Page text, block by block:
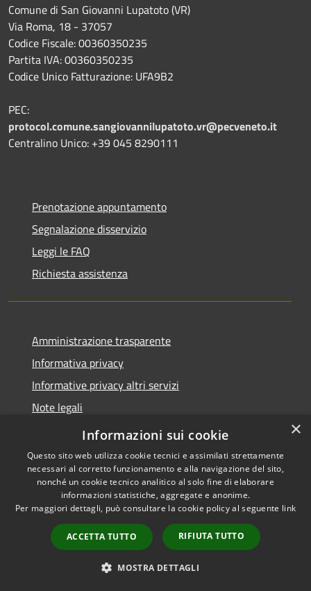
Comune di San Giovanni Lupatoto (VR)
Via Roma, 18 - 37057
Codice Fiscale: 00360350235
Partita IVA: 00360350235
Codice Unico Fatturazione: UFA9B2
PEC:
protocol.comune.sangiovannilupatoto.vr@pecveneto.it
Centralino Unico: +39 045 8290111
Prenotazione appuntamento
Segnalazione disservizio
Leggi le FAQ
Richiesta assistenza
Amministrazione trasparente
Informativa privacy
Informative privacy altri servizi
Note legali
Dichiarazione di accessibilità
Accessibilità
Copyright © 2026 • Comune di
San Giovanni Lupatoto •
Powered byMunicipium
Accesso redazione
×
Informazioni sui cookie
Questo sito web utilizza cookie tecnici e assimilati strettamente
necessari al corretto funzionamento e alla navigazione del sito,
nonché un cookie tecnico analitico al solo fine di elaborare
informazioni statistiche, aggregate e anonime.
Per maggiori dettagli, può consultare la cookie policy al seguente link
ACCETTA TUTTO RIFIUTA TUTTO
MOSTRA DETTAGLI